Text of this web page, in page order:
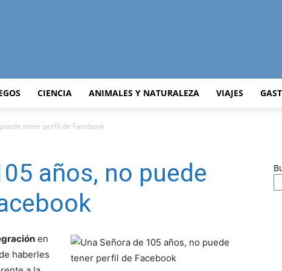
Curiosidades
CIENCIA ANIMALES Y NATURALEZA VIAJES
tener perfil de Facebook
años, no puede
en
haberles